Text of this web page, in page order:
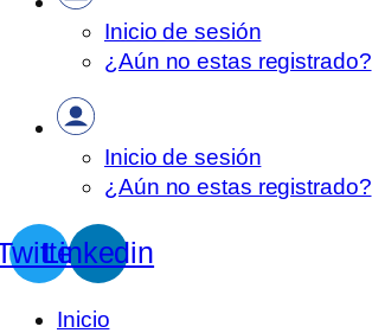
Inicio de sesión
¿Aún no estas registrado?
Inicio de sesión
¿Aún no estas registrado?
Linkedin
Inicio